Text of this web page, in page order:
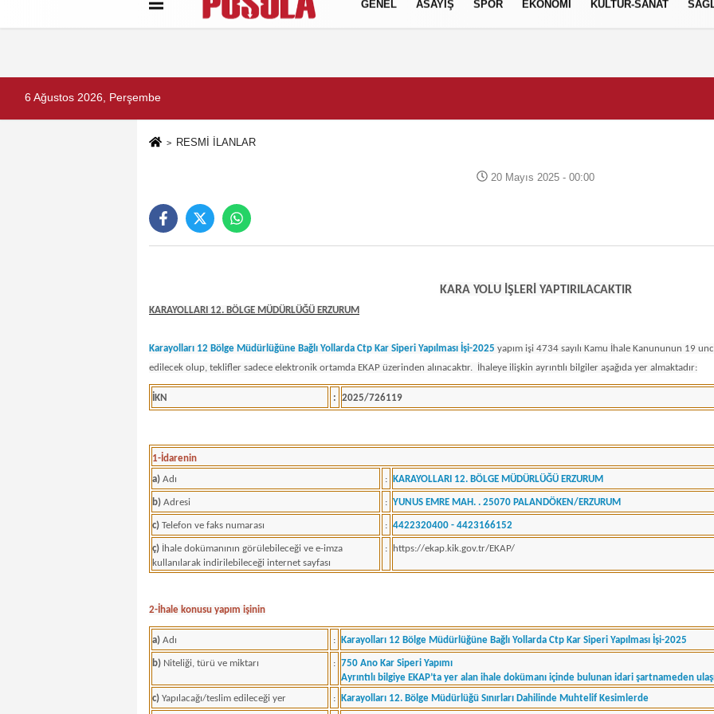
İletişim Gizlilik Politikası
GENEL ASAYİŞ SPOR EKONOMİ KÜLTÜR-SANAT
6 Ağustos 2026, Perşembe
RESMİ İLANLAR
20 Mayıs 2025 - 00:00
KARA YOLU İŞLERİ YAPTIRILACAKTIR
KARAYOLLARI 12. BÖLGE MÜDÜRLÜĞÜ ERZURUM
Karayolları 12 Bölge Müdürlüğüne Bağlı Yollarda Ctp Kar Siperi Yapılması İşi-2025 yapım işi 4734 sayılı Kamu İhale Kanununun 19
edilecek olup, teklifler sadece elektronik ortamda EKAP üzerinden alınacaktır. İhaleye ilişkin ayrıntılı bilgiler aşağıda yer almaktadır:
İKN : 2025/726119
1-İdarenin
a) Adı : KARAYOLLARI 12. BÖLGE MÜDÜRLÜĞÜ ERZURUM
b) Adresi : YUNUS EMRE MAH. . 25070 PALANDÖKEN/ERZURUM
c) Telefon ve faks numarası : 4422320400 - 4423166152
ç) İhale dokümanının görülebileceği ve e-imza
kullanılarak indirilebileceği internet sayfası
: https://ekap.kik.gov.tr/EKAP/
2-İhale konusu yapım işinin
a) Adı : Karayolları 12 Bölge Müdürlüğüne Bağlı Yollarda Ctp Kar Siperi Yapılması İşi-2025
b) Niteliği, türü ve miktarı : 750 Ano Kar Siperi Yapımı
Ayrıntılı bilgiye EKAP’ta yer alan ihale dokümanı içinde bulunan idari şartnameden
c) Yapılacağı/teslim edileceği yer : Karayolları 12. Bölge Müdürlüğü Sınırları Dahilinde Muhtelif Kesimlerde